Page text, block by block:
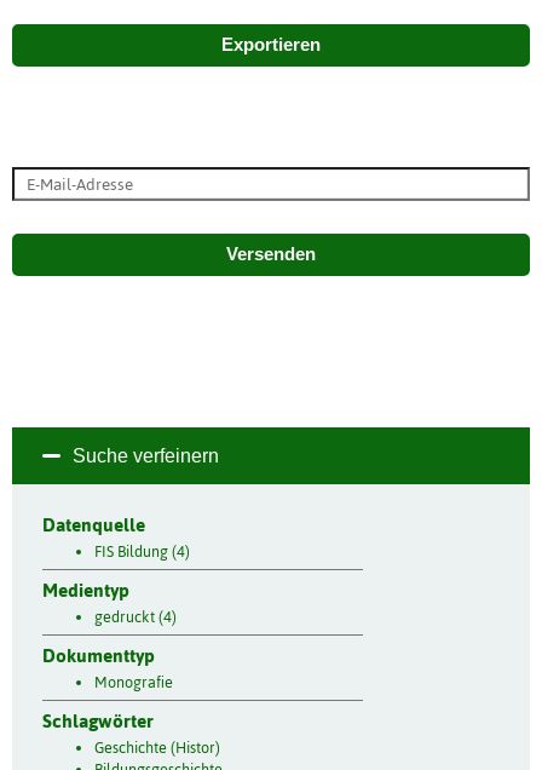
Exportieren
Versenden
Suche verfeinern
Datenquelle
FIS Bildung (4)
Medientyp
gedruckt (4)
Dokumenttyp
Monografie
Schlagwörter
Geschichte (Histor)